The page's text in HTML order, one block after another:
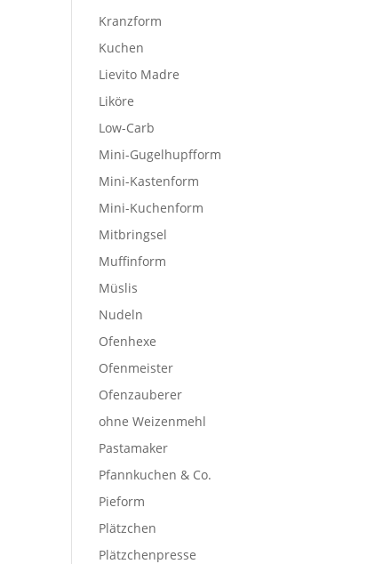
Kranzform
Kuchen
Lievito Madre
Liköre
Low-Carb
Mini-Gugelhupfform
Mini-Kastenform
Mini-Kuchenform
Mitbringsel
Muffinform
Müslis
Nudeln
Ofenhexe
Ofenmeister
Ofenzauberer
ohne Weizenmehl
Pastamaker
Pfannkuchen & Co.
Pieform
Plätzchen
Plätzchenpresse